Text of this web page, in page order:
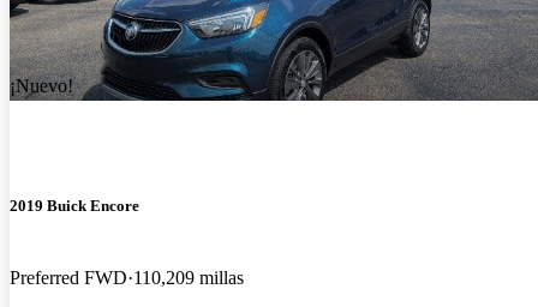
¡Nuevo!
2019 Buick Encore
Preferred FWD 110,209 millas